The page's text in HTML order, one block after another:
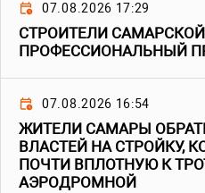
07.08.2026 17:29
СТРОИТЕЛИ
ПРОФЕССИОНАЛЬНЫЙ
07.08.2026 16:54
ЖИТЕЛИ САМАРЫ
ВЛАСТЕЙ НА СТРОЙКУ,
ПОЧТИ ВПЛОТНУЮ К
АЭРОДРОМНОЙ